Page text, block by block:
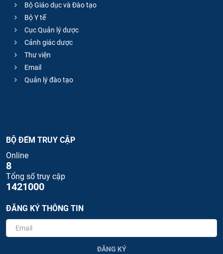
Bộ Giáo dục và Đào tạo
Bộ Y tế
Cục Quản lý dược
Cảnh giác dược
Thư viện
Email
Quản lý đào tạo
BỘ ĐẾM TRUY CẬP
Online
8
Tổng số truy cập
1421000
ĐĂNG KÝ THÔNG TIN
ĐĂNG KÝ